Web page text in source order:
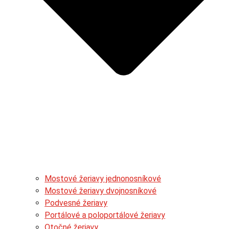
Mostové žeriavy jednonosníkové
Mostové žeriavy dvojnosníkové
Podvesné žeriavy
Portálové a poloportálové žeriavy